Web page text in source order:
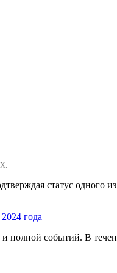
статус одного
года
полной событий. В